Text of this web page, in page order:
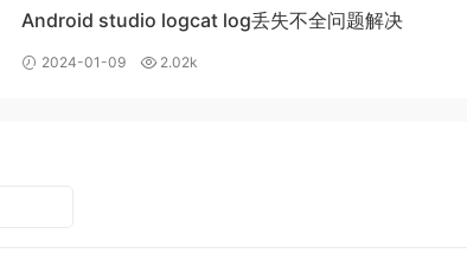
Android studio logcat log丢失不全问题解决
2024-01-09 2.02k